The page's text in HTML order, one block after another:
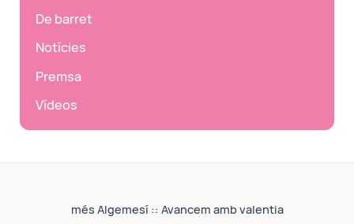
De barret
Notícies
Premsa
Vídeos
més Algemesí :: Avancem amb valentia